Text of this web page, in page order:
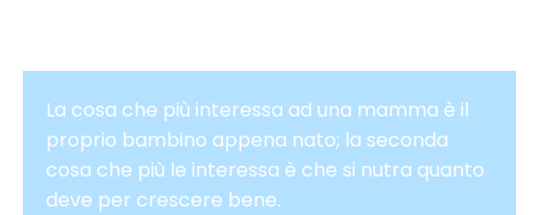
La cosa che più interessa ad una mamma è il
proprio bambino appena nato; la seconda
cosa che più le interessa è che si nutra quanto
deve per crescere bene.